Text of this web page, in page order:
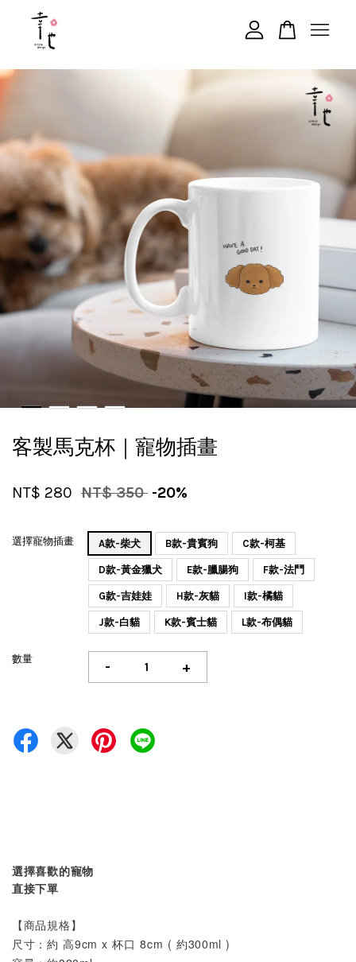
客製馬克杯｜寵物插畫
NT$ 280 NT$ 350 -20%
選擇寵物插畫 A款-柴犬 B款-貴賓狗 C款-柯基
D款-黃金獵犬 E款-臘腸狗 F款-法鬥
G款-吉娃娃 H款-灰貓 I款-橘貓
J款-白貓 K款-賓士貓 L款-布偶貓
數量 - +
選擇喜歡的寵物
直接下單
【商品規格】
尺寸：約 高9cm x 杯口 8cm ( 約300ml )
您的購物車目前還是空的。
繼續購物